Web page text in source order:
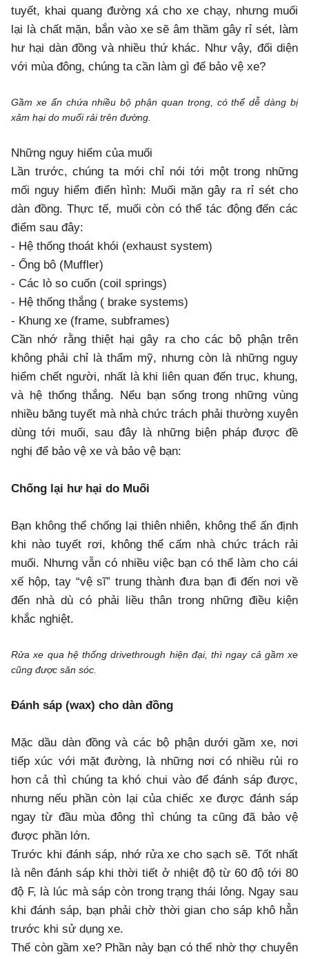
tuyết, khai quang đường xá cho xe chạy, nhưng muối
lại là chất mặn, bắn vào xe sẽ âm thầm gây rỉ sét, làm
hư hại dàn đồng và nhiều thứ khác. Như vậy, đối diện
với mùa đông, chúng ta cần làm gì để bảo vệ xe?
Gầm xe ẩn chứa nhiều bộ phận quan trọng, có thể dễ dàng bị
xâm hại do muối rải trên đường.
Những nguy hiểm của muối
Lần trước, chúng ta mới chỉ nói tới một trong những
mối nguy hiểm điển hình: Muối mặn gây ra rỉ sét cho
dàn đồng. Thực tế, muối còn có thể tác động đến các
điểm sau đây:
- Hệ thống thoát khói (exhaust system)
- Ống bô (Muffler)
- Các lò so cuốn (coil springs)
- Hệ thống thắng ( brake systems)
- Khung xe (frame, subframes)
Cần nhớ rằng thiệt hại gây ra cho các bộ phận trên
không phải chỉ là thẩm mỹ, nhưng còn là những nguy
hiểm chết người, nhất là khi liên quan đến trục, khung,
và hệ thống thắng. Nếu bạn sống trong những vùng
nhiều băng tuyết mà nhà chức trách phải thường xuyên
dùng tới muối, sau đây là những biện pháp được đề
nghị để bảo vệ xe và bảo vệ bạn:
Chống lại hư hại do Muối
Bạn không thể chống lại thiên nhiên, không thể ấn định
khi nào tuyết rơi, không thể cấm nhà chức trách rải
muối. Nhưng vẫn có nhiều việc bạn có thể làm cho cái
xế hộp, tay “vệ sĩ” trung thành đưa bạn đi đến nơi về
đến nhà dù có phải liều thân trong những điều kiện
khắc nghiệt.
Rửa xe qua hệ thống drivethrough hiện đại, thì ngay cả gầm xe
cũng được săn sóc.
Đánh sáp (wax) cho dàn đồng
Mặc dầu dàn đồng và các bộ phận dưới gầm xe, nơi
tiếp xúc với mặt đường, là những nơi có nhiều rủi ro
hơn cả thì chúng ta khó chui vào để đánh sáp được,
nhưng nếu phần còn lại của chiếc xe được đánh sáp
ngay từ đầu mùa đông thì chúng ta cũng đã bảo vệ
được phần lớn.
Trước khi đánh sáp, nhớ rửa xe cho sạch sẽ. Tốt nhất
là nên đánh sáp khi thời tiết ở nhiệt độ từ 60 độ tới 80
độ F, là lúc mà sáp còn trong trạng thái lỏng. Ngay sau
khi đánh sáp, bạn phải chờ thời gian cho sáp khô hẳn
trước khi sử dụng xe.
Thế còn gầm xe? Phần này bạn có thể nhờ thợ chuyên